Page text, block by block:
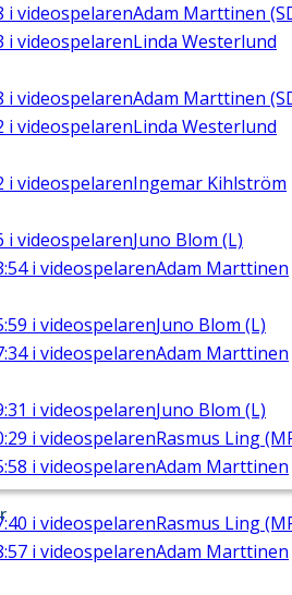
i videospelarenAdam Marttinen
i videospelarenLinda Westerlund
i videospelarenAdam Marttinen
i videospelarenLinda Westerlund
i videospelarenIngemar Kihlström
i videospelarenJuno Blom (L)
i videospelarenAdam Marttinen
i videospelarenJuno Blom (L)
i videospelarenAdam Marttinen
i videospelarenJuno Blom (L)
i videospelarenRasmus Ling
i videospelarenAdam Marttinen
i videospelarenRasmus Ling
i videospelarenAdam Marttinen